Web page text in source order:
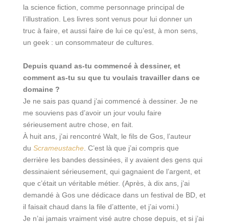
la science fiction, comme personnage principal de
l’illustration. Les livres sont venus pour lui donner un
truc à faire, et aussi faire de lui ce qu’est, à mon sens,
un geek : un consommateur de cultures.
Depuis quand as-tu commencé à dessiner, et
comment as-tu su que tu voulais travailler dans ce
domaine ?
Je ne sais pas quand j’ai commencé à dessiner. Je ne
me souviens pas d’avoir un jour voulu faire
sérieusement autre chose, en fait.
À huit ans, j’ai rencontré Walt, le fils de Gos, l’auteur
du Scrameustache . C’est là que j’ai compris que
derrière les bandes dessinées, il y avaient des gens qui
dessinaient sérieusement, qui gagnaient de l’argent, et
que c’était un véritable métier. (Après, à dix ans, j’ai
demandé à Gos une dédicace dans un festival de BD, et
il faisait chaud dans la file d’attente, et j’ai vomi.)
Je n’ai jamais vraiment visé autre chose depuis, et si j’ai